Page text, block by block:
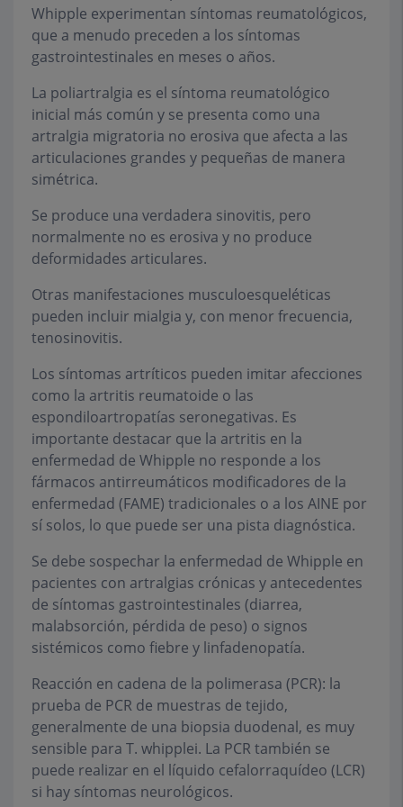
Whipple experimentan síntomas reumatológicos,
que a menudo preceden a los síntomas
gastrointestinales en meses o años.
La poliartralgia es el síntoma reumatológico
inicial más común y se presenta como una
artralgia migratoria no erosiva que afecta a las
articulaciones grandes y pequeñas de manera
simétrica.
Se produce una verdadera sinovitis, pero
normalmente no es erosiva y no produce
deformidades articulares.
Otras manifestaciones musculoesqueléticas
pueden incluir mialgia y, con menor frecuencia,
tenosinovitis.
Los síntomas artríticos pueden imitar afecciones
como la artritis reumatoide o las
espondiloartropatías seronegativas. Es
importante destacar que la artritis en la
enfermedad de Whipple no responde a los
fármacos antirreumáticos modificadores de la
enfermedad (FAME) tradicionales o a los AINE por
sí solos, lo que puede ser una pista diagnóstica.
Se debe sospechar la enfermedad de Whipple en
pacientes con artralgias crónicas y antecedentes
de síntomas gastrointestinales (diarrea,
malabsorción, pérdida de peso) o signos
sistémicos como fiebre y linfadenopatía.
Reacción en cadena de la polimerasa (PCR): la
prueba de PCR de muestras de tejido,
generalmente de una biopsia duodenal, es muy
sensible para T. whipplei. La PCR también se
puede realizar en el líquido cefalorraquídeo (LCR)
si hay síntomas neurológicos.